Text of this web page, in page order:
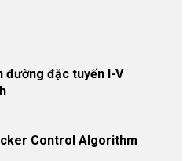
đường đặc tuyến I-V
Control Algorithm